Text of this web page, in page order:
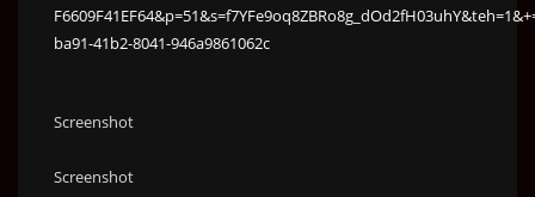
ba91-41b2-8041-946a9861062c
Screenshot
Screenshot